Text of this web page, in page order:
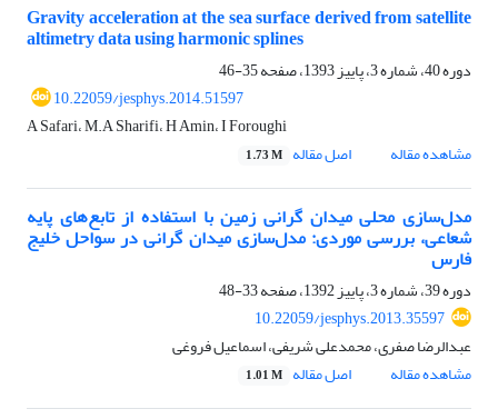
Gravity acceleration at the sea surface derived from satellite
altimetry data using harmonic splines
دوره 40، شماره 3، پاییز 1393، صفحه
35-46
10.22059/jesphys.2014.51597
A Safari، M.A Sharifi، H Amin، I Foroughi
مشاهده مقاله
اصل مقاله 1.73 M
مدل‌سازی محلی میدان گرانی زمین با استفاده از تابع‌های پایه
شعاعی، بررسی موردی: مدل‌سازی میدان گرانی در سواحل خلیج
فارس
دوره 39، شماره 3، پاییز 1392، صفحه
33-48
10.22059/jesphys.2013.35597
عبدالرضا صفری، محمدعلی شریفی، اسماعیل فروغی
مشاهده مقاله
اصل مقاله 1.01 M